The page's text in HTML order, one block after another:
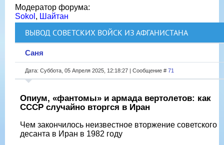
Модератор форума:
Sokol , Шайтан
ВЫВОД СОВЕТСКИХ ВОЙСК ИЗ АФГАНИСТАНА
Саня
Дата: Суббота, 05 Апреля 2025, 12:18:27 | Сообщение # 71
Опиум, «фантомы» и армада вертолетов: как
СССР случайно вторгся в Иран
Чем закончилось неизвестное вторжение советского
десанта в Иран в 1982 году